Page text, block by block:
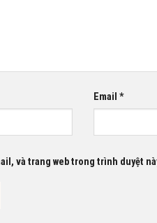
Email *
và trang web trong trình duyệt